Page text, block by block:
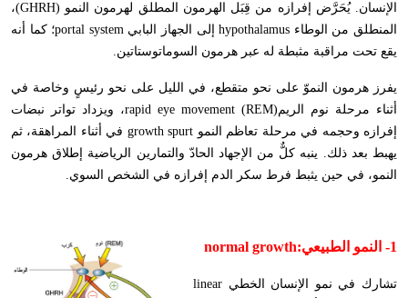
الإنسان. يُحَرَّض إفرازه من قِبَل الهرمون المطلق لهرمون النمو (GHRH)،
المنطلق من الوطاء hypothalamusإلى الجهاز البابيportal system؛ كما أنه
يقع تحت مراقبة مثبطة له عبر هرمون السوماتوستاتين.
يفرز هرمون النموّ على نحو متقطع، في الليل على نحو رئيسٍ وخاصة في
أثناء مرحلة نوم الريمrapid eye movement (REM)، ويزداد تواتر نبضات
إفرازه وحجمه في مرحلة تعاظم النمو growth spurt في أثناء المراهقة، ثم
يهبط بعد ذلك. ينبه كلٌّ من الإجهاد الحادّ والتمارين الرياضية إطلاق هرمون
النمو، في حين يثبط فرط سكر الدم إفرازه في الشخص السوي.
1- النمو الطبيعي:normal growth
تشارك في نمو الإنسان الخطي linear